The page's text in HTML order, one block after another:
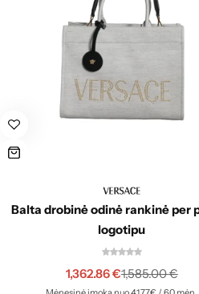
Balta drobinė odinė rankinė per
logotipu
1,585.00€
1,362.86€